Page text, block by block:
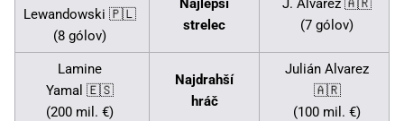
Lewandowski 🇵🇱
(8 gólov)
Najlepší
strelec
J. Alvarez 🇦🇷
(7 gólov)
Lamine
Yamal 🇪🇸
(200 mil. €)
Najdrahší
hráč
Julián Alvarez
🇦🇷
(100 mil. €)